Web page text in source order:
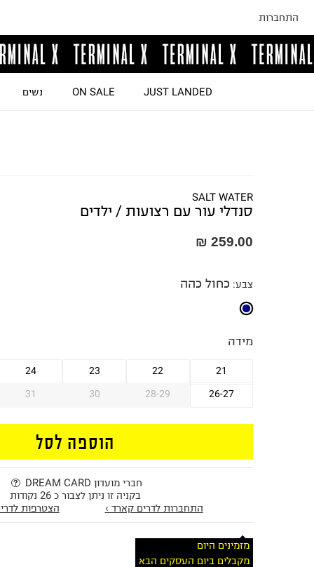
התחברות
JUST LANDED
ON SALE נשים
SALT WATER
סנדלי עור עם רצועות / ילדים
259.00 ₪
צבע: כחול כהה
מידה
21
22
23
24
26-27
28-29
30
31
הוספה לסל
חברי מועדון DREAM CARD
בקניה זו ניתן לצבור כ 26 נקודות
התחברות לדרים קארד ›
הצטרפות
מזמינים היום
מקבלים ביום העסקים הבא